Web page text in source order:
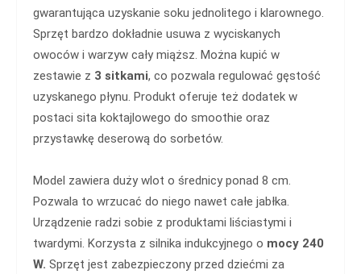
gwarantująca uzyskanie soku jednolitego i klarownego.
Sprzęt bardzo dokładnie usuwa z wyciskanych
owoców i warzyw cały miąższ. Można kupić w
zestawie z 3 sitkami, co pozwala regulować gęstość
uzyskanego płynu. Produkt oferuje też dodatek w
postaci sita koktajlowego do smoothie oraz
przystawkę deserową do sorbetów.
Model zawiera duży wlot o średnicy ponad 8 cm.
Pozwala to wrzucać do niego nawet całe jabłka.
Urządzenie radzi sobie z produktami liściastymi i
twardymi. Korzysta z silnika indukcyjnego o mocy 240
W. Sprzęt jest zabezpieczony przed dziećmi za